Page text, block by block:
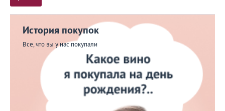
История покупок
Все, что вы у нас покупали